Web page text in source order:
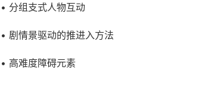
• 分组支式人物互动
• 剧情景驱动的推进入方法
• 高难度障碍元素